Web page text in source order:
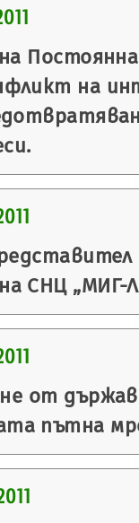
на
СНЦ „МИГ-
от
пътна